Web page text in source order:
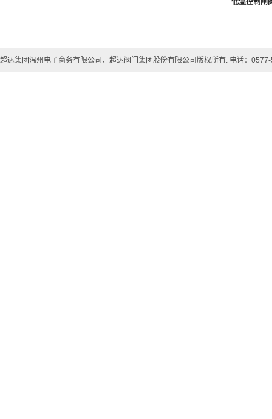
超达集团温州电子商务有限公司、超达阀门集团股份有限公司版权所有. 电话：